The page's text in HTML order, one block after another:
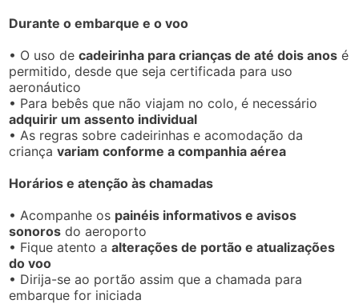
Durante o embarque e o voo
• O uso decadeirinha para crianças de até dois anos é
permitido, desde que seja certificada para uso
aeronáutico
• Para bebês que não viajam no colo, é necessário
adquirir um assento individual
• As regras sobre cadeirinhas e acomodação da
criançavariam conforme a companhia aérea
Horários e atenção às chamadas
• Acompanhe os painéis informativos e avisos
sonoros do aeroporto
• Fique atento aalterações de portão e atualizações
do voo
• Dirija-se ao portão assim que a chamada para
embarque for iniciada